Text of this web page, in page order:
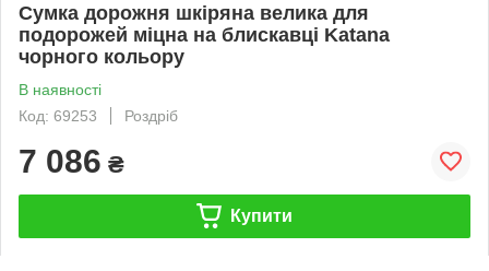
Сумка дорожня шкіряна велика для
подорожей міцна на блискавці Katana
чорного кольору
В наявності
Код: 69253
Роздріб
7 086 ₴
Купити